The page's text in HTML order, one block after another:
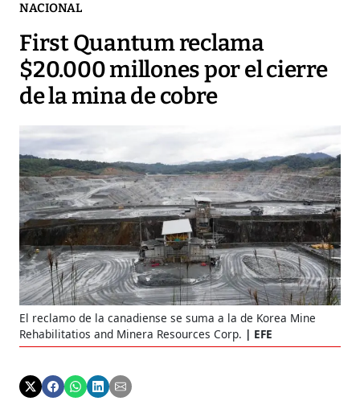
NACIONAL
First Quantum reclama
$20.000 millones por el cierre
de la mina de cobre
El reclamo de la canadiense se suma a la de Korea Mine
Rehabilitatios and Minera Resources Corp.
EFE